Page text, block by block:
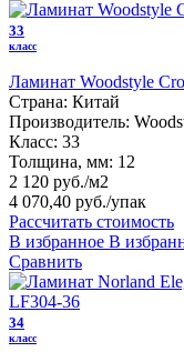
33
класс
Ламинат Woodstyle
Страна: Китай
Производитель:
Класс: 33
Толщина, мм: 12
2 120 руб./м2
4 070,40 руб./упак
Рассчитать стоимость
В избранное В
Сравнить
34
класс